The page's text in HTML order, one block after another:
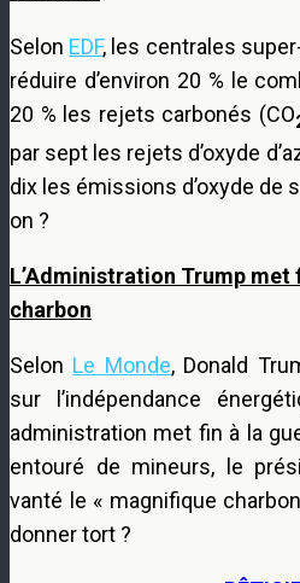
Selon EDF, les centrales
réduire d’environ 20 % le
20 % les rejets carbonés (CO
par sept les rejets d’oxyde
dix les émissions d’oxyde de
on ?
L’Administration Trump
charbon
Selon Le Monde, Donald
sur l’indépendance
administration met fin à la
entouré de mineurs, le
vanté le « magnifique
donner tort ?